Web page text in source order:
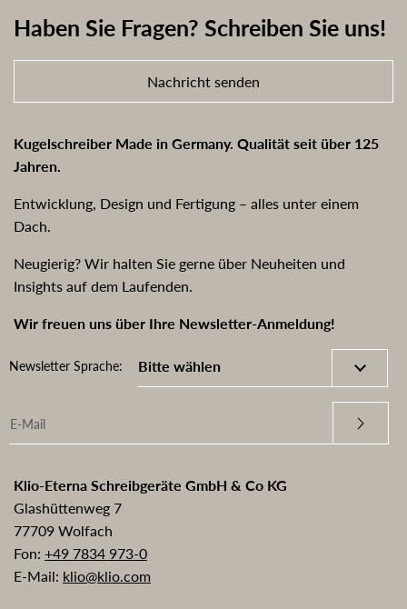
Haben Sie Fragen? Schreiben Sie uns!
Nachricht senden
Kugelschreiber Made in Germany. Qualität seit über 125
Jahren.
Entwicklung, Design und Fertigung – alles unter einem
Dach.
Neugierig? Wir halten Sie gerne über Neuheiten und
Insights auf dem Laufenden.
Wir freuen uns über Ihre Newsletter-Anmeldung!
Newsletter Sprache:
Klio-Eterna Schreibgeräte GmbH & Co KG
Glashüttenweg 7
77709 Wolfach
Fon: +49 7834 973-0
E-Mail: klio@klio.com